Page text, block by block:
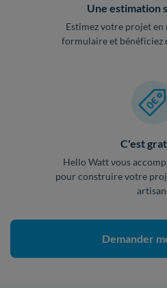
Une estimation
Estimez votre projet
formulaire et bénéficiez
C'est
Hello Watt vous
pour construire votre
Demander